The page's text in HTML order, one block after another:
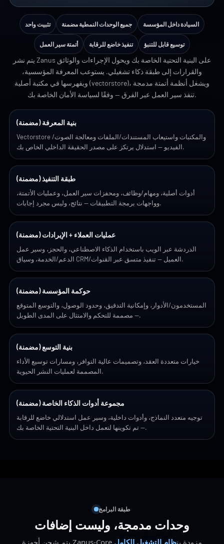
تثبيت واحد جميع الوحدات النمطية مضمنة السيادة داخل المؤسسة
أتمتة سير العمل تنفيذ خاضع للرقابة توسيع قابل للتنبؤ
يتم نشر Zanus على البنية التحتية الخاصة بك ويحول الإجراءات والوثائق
والقرارات إلى طبقة ذكاء تشغيلي. يستوعب المعرفة المؤسسية،
ويفهرسها في مكتبة أصلية (vectorstore)، ويشغل أنظمة أتمتة مدمجة
تنفذ سير العمل عبر الفرق — وفقًا لسياسة الأمان الخاصة بك.
بنية المعرفة (مضمنة)
Vectorstore والمكتبات واستيعاب المستندات/الملفات ومعالجة الصوت/
الفيديو — استدلال يرتكز على مصدر الحقيقة الداخلي الخاص بك.
طبقة التنفيذ (مضمنة)
أدوات أصلية، ومهام/وظائف، ومحفزات سير العمل، وعمليات الأتمتة،
وواجهات برمجة التطبيقات — نتائج، وليس مجرد إجابات.
عمليات العملاء + الإيرادات (مضمنة)
الدردشة عبر الويب باستخدام الذكاء الاصطناعي، والحجز، وسير عمل
الدعم/الخدمة، وسياق CRM/العميل — تنفيذ متسق عبر القنوات.
حوكمة المؤسسة (مضمنة)
المستخدمون/الأدوار، وإمكانية التدقيق، وحدود الوصول، والتوسع المتوقع
— مصممة للتحكم والامتثال على المدى الطويل.
بنية التوسع (مضمنة)
خيارات متعددة العقد، وتصميمات عالية التوافر، ومسارات توسيع الأداء
المصممة لعمليات النشر الحيوية.
مجموعة أدوات الذكاء الخاصة (مضمنة)
توجيه متعدد النماذج، وأدوات داخلية، وسير عمل استدلالي خاضع للرقابة
— تم تكوينها لتعمل داخل البنية التحتية الخاصة بك.
طبقة البرامج
وحدات مدمجة، وليست إضافات
يتم شحن أجهزة Zanus-Core مزودة بنظام التشغيل الكامل